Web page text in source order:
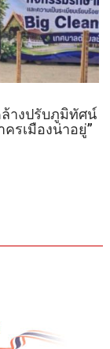
างปรับภูมิทัศน์
รเมืองน่าอยู่”